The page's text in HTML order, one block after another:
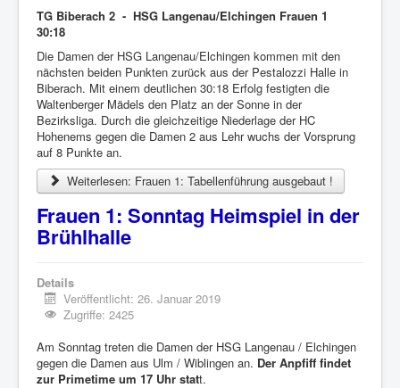
TG Biberach 2 - HSG Langenau/Elchingen Frauen 1
30:18
Die Damen der HSG Langenau/Elchingen kommen mit den
nächsten beiden Punkten zurück aus der Pestalozzi Halle in
Biberach. Mit einem deutlichen 30:18 Erfolg festigten die
Waltenberger Mädels den Platz an der Sonne in der
Bezirksliga. Durch die gleichzeitige Niederlage der HC
Hohenems gegen die Damen 2 aus Lehr wuchs der Vorsprung
auf 8 Punkte an.
Weiterlesen: Frauen 1: Tabellenführung ausgebaut !
Frauen 1: Sonntag Heimspiel in der
Brühlhalle
Details
Veröffentlicht: 26. Januar 2019
Zugriffe: 2425
Am Sonntag treten die Damen der HSG Langenau / Elchingen
gegen die Damen aus Ulm / Wiblingen an. Der Anpfiff findet
zur Primetime um 17 Uhr statt.